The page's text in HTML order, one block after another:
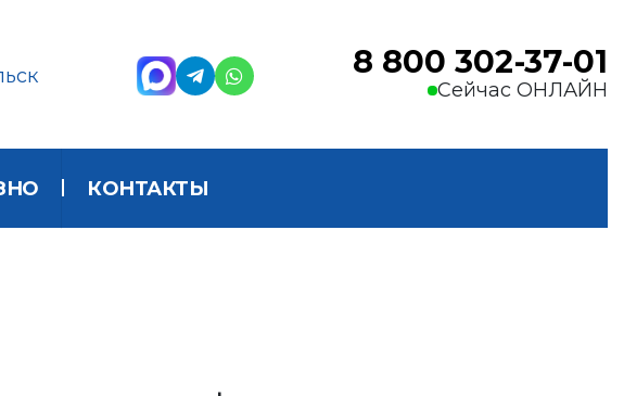
8 800 302-37-01
Сейчас ОНЛАЙН
КОНТАКТЫ